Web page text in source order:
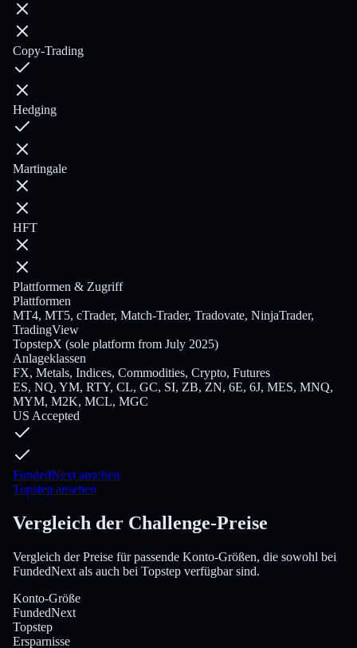
Copy-Trading
Hedging
Martingale
HFT
Plattformen & Zugriff
Plattformen
MT4, MT5, cTrader, Match-Trader, Tradovate, NinjaTrader,
TradingView
TopstepX (sole platform from July 2025)
Anlageklassen
FX, Metals, Indices, Commodities, Crypto, Futures
ES, NQ, YM, RTY, CL, GC, SI, ZB, ZN, 6E, 6J, MES, MNQ,
MYM, M2K, MCL, MGC
US Accepted
FundedNext ansehen
Topstep ansehen
Vergleich der Challenge-Preise
Vergleich der Preise für passende Konto-Größen, die sowohl bei
FundedNext als auch bei Topstep verfügbar sind.
Konto-Größe
FundedNext
Topstep
Ersparnisse